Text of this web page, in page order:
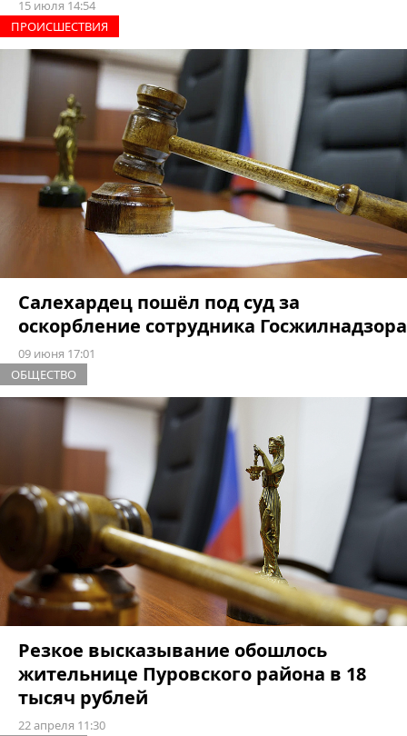
15 июля 14:54
ПРОИCШЕСТВИЯ
Салехардец пошёл под суд за
оскорбление сотрудника Госжилнадзора
09 июня 17:01
ОБЩЕСТВО
Резкое высказывание обошлось
жительнице Пуровского района в 18
тысяч рублей
22 апреля 11:30